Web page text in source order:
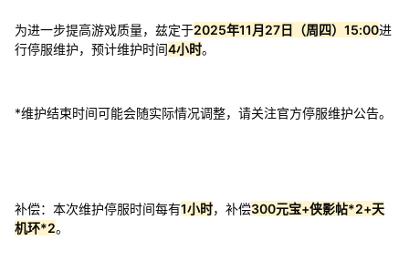
为进一步提高游戏质量，兹定于2025年11月27日（周四）15:00进
行停服维护，预计维护时间4小时。
*维护结束时间可能会随实际情况调整，请关注官方停服维护公告。
补偿：本次维护停服时间每有1小时，补偿300元宝+侠影帖*2+天
机环*2。